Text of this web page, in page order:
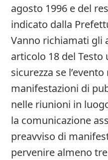
agosto 1996 e del
indicato dalla
Vanno richiamati gli
articolo 18 del
sicurezza se
manifestazioni di
nelle riunioni in
la comunicazione
preavviso di
pervenire almeno